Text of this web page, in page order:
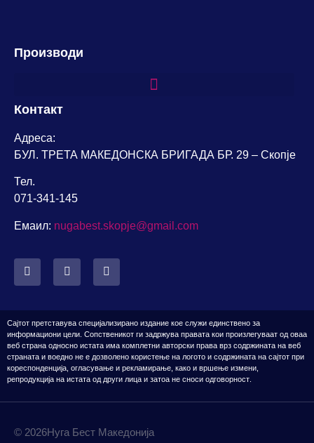
Производи
Контакт
Адреса:
БУЛ. ТРЕТА МАКЕДОНСКА БРИГАДА БР. 29 – Скопје
Тел.
071-341-145
Емаил: nugabest.skopje@gmail.com
Сајтот претставува специјализирано издание кое служи единствено за
информациони цели. Сопственикот ги задржува правата кои произлегуваат од оваа
веб страна односно истата има комплетни авторски права врз содржината на веб
страната и воедно не е дозволено користење на логото и содржината на сајтот при
кореспонденција, огласување и рекламирање, како и вршење измени,
репродукција на истата од други лица и затоа не сноси одговорност
© 2026Нуга Бест Македонија